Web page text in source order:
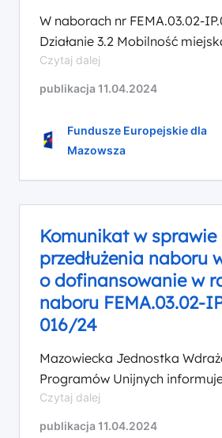
W naborach nr FEMA.03.02-
Działanie 3.2 Mobilność
nr FEMA.03.01-IP.01-018/24
Mobilność miejska, Typ
będzie m.in. kryterium p.n.
standardami infrastruktury
czy infrastruktura
jest zgodna ze standardami
rowerowej, przyjętymi uchwałą
Województwa Mazowieckiego
nr 1100/333/22 z dnia 28
Czytaj dalej
sprawie
nr
IP.01-
3.2
Mobilność
miejska
w
ZIT
oraz
nr FEMA.03.01-
Działanie
3.1
Typ
publikacja 11.04.2024
Fundusze Europejskie dla
Mazowsza
Komunikat w sprawie
przedłużenia naboru
o dofinansowanie w
naboru FEMA.03.02-
016/24
Mazowiecka Jednostka
Programów Unijnych
kwietnia 2024 r. Zarząd
Mazowieckiego podjął decyzję o
Czytaj dalej
sprawie
publikacja 11.04.2024